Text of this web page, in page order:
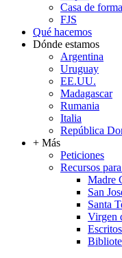
Casa de
FJS
Qué hacemos
Dónde estamos
Argentina
Uruguay
EE.UU.
Madagascar
Rumania
Italia
República
+ Más
Peticiones
Recursos
Madre
San
Santa
Virgen